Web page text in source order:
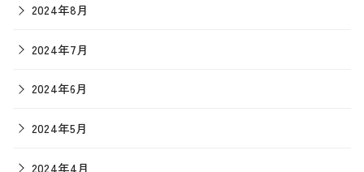
2024年8月
2024年7月
2024年6月
2024年5月
2024年4月